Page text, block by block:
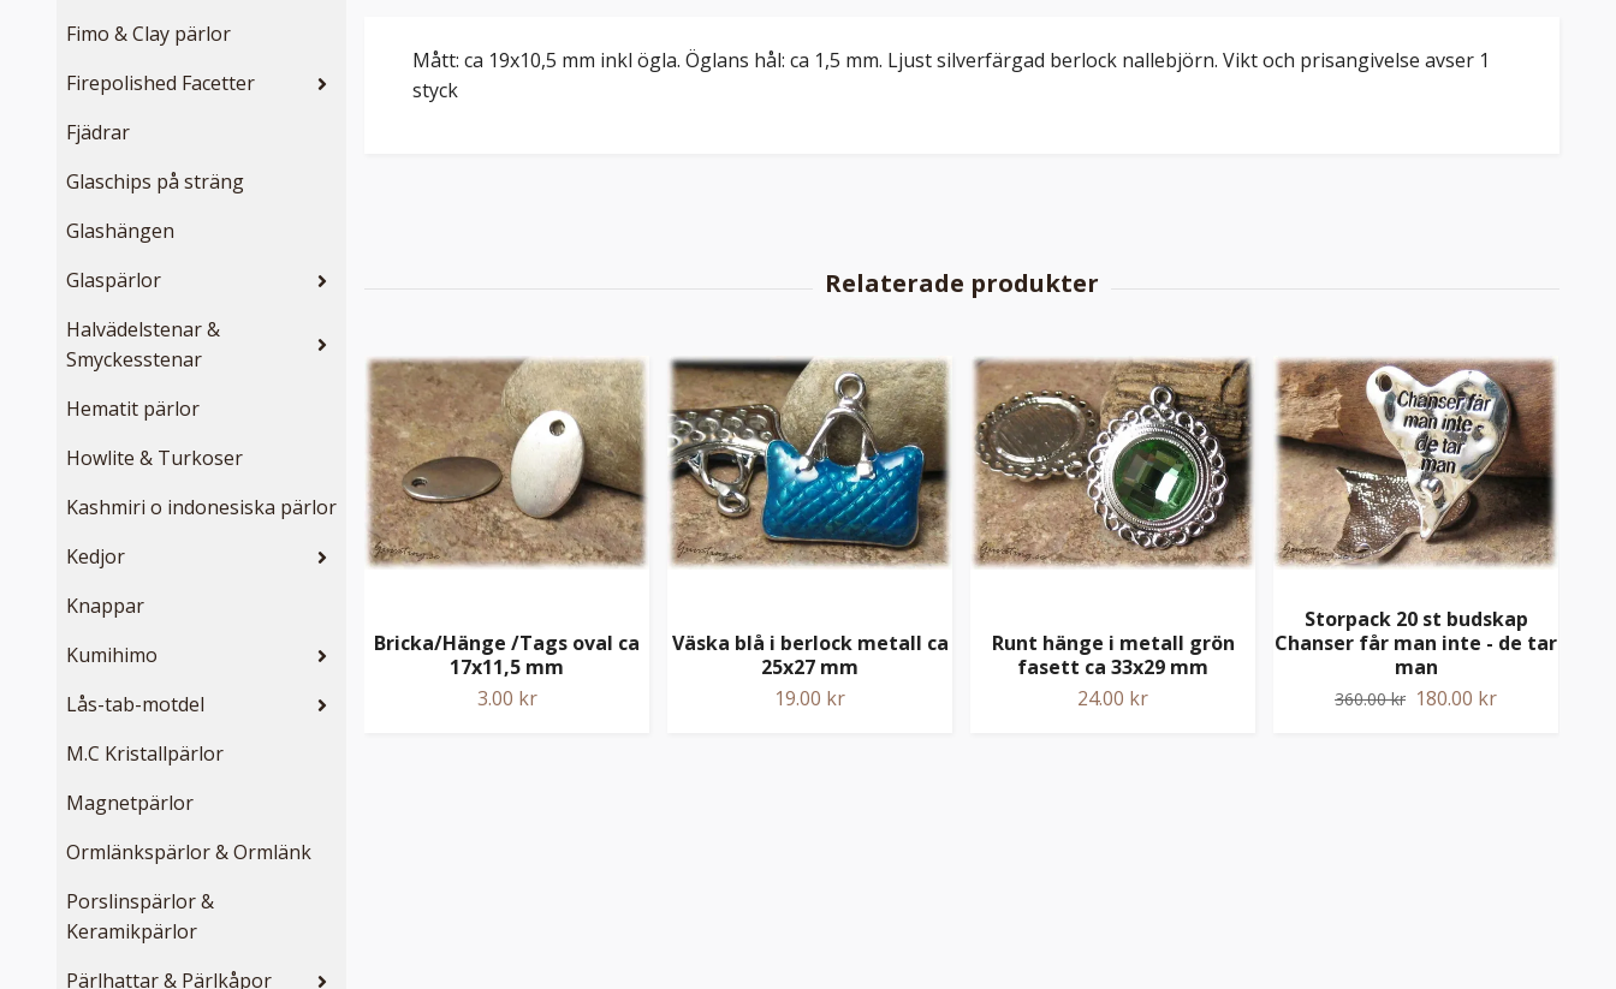
Fimo & Clay pärlor
Firepolished Facetter
Fjädrar
Glaschips på sträng
Glashängen
Glaspärlor
Halvädelstenar &
Smyckesstenar
Hematit pärlor
Howlite & Turkoser
Kashmiri o indonesiska pärlor
Kedjor
Knappar
Kumihimo
Lås-tab-motdel
M.C Kristallpärlor
Magnetpärlor
Ormlänkspärlor & Ormlänk
Porslinspärlor &
Keramikpärlor
Pärlhattar & Pärlkåpor
Mått: ca 19x10,5 mm inkl ögla. Öglans hål: ca 1,5 mm. Ljust silverfärgad berlock nallebjörn. Vikt och prisangivelse avser 1
styck
Bricka/Hänge /Tags oval ca
17x11,5 mm
3.00 kr
Väska blå i berlock metall ca
25x27 mm
19.00 kr
Runt hänge i metall grön
fasett ca 33x29 mm
24.00 kr
Storpack 20 st budskap
Chanser får man inte - de tar
man
360.00 kr 180.00 kr